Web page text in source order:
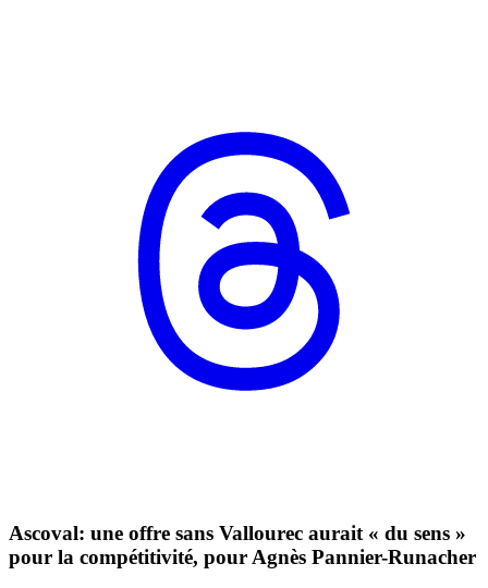
Ascoval: une offre sans Vallourec aurait « du sens »
pour la compétitivité, pour Agnès Pannier-Runacher